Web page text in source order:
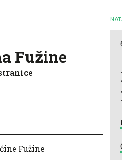
Fužine
Fužine